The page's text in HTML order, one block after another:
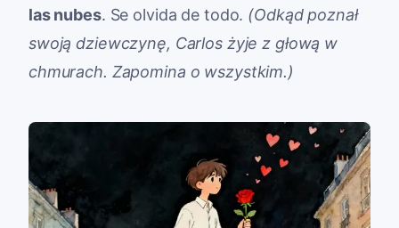
las nubes. Se olvida de todo. (Odkąd poznał
swoją dziewczynę, Carlos żyje z głową w
chmurach. Zapomina o wszystkim.)